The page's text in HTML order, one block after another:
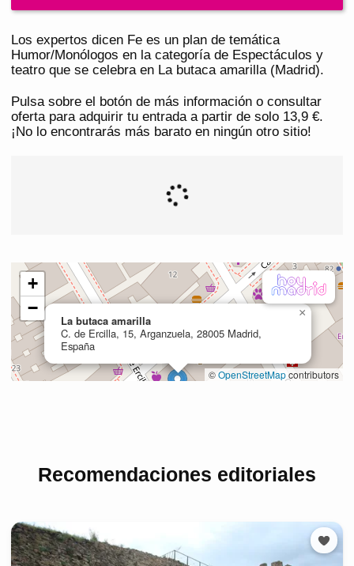
Los expertos dicen Fe es un plan de temática
Humor/Monólogos en la categoría de Espectáculos y
teatro que se celebra en La butaca amarilla (Madrid).
Pulsa sobre el botón de más información o consultar
oferta para adquirir tu entrada a partir de solo 13,9 €.
¡No lo encontrarás más barato en ningún otro sitio!
Recomendaciones editoriales